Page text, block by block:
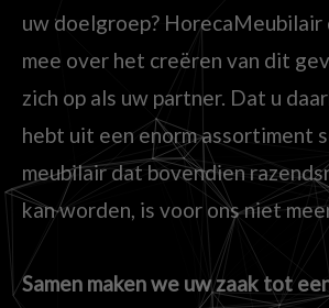
uw doelgroep? HorecaMeubilair
mee over het creëren van dit
zich op als uw partner. Dat u
hebt uit een enorm assortiment
meubilair dat bovendien
kan worden, is voor ons niet
Samen maken we uw zaak tot